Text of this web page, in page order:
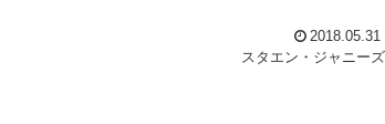
2018.05.31
スタエン・ジャニーズ